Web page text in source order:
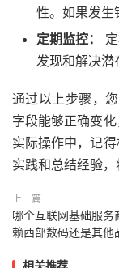
性。如果发生
定期监控：
发现和解决潜
通过以上步骤，
字段能够正确变
实际操作中，记
实践和总结经验，
上一篇
哪个互联网基础服务
赖西部数码还是其他